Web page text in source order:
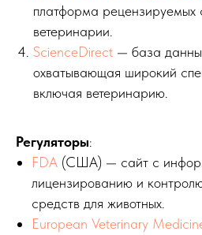
платформа рецензируемых
ветеринарии.
ScienceDirect — база
охватывающая широкий
включая ветеринарию.
Регуляторы:
FDA (США) — сайт с
лицензированию и
средств для животных.
European Veterinary